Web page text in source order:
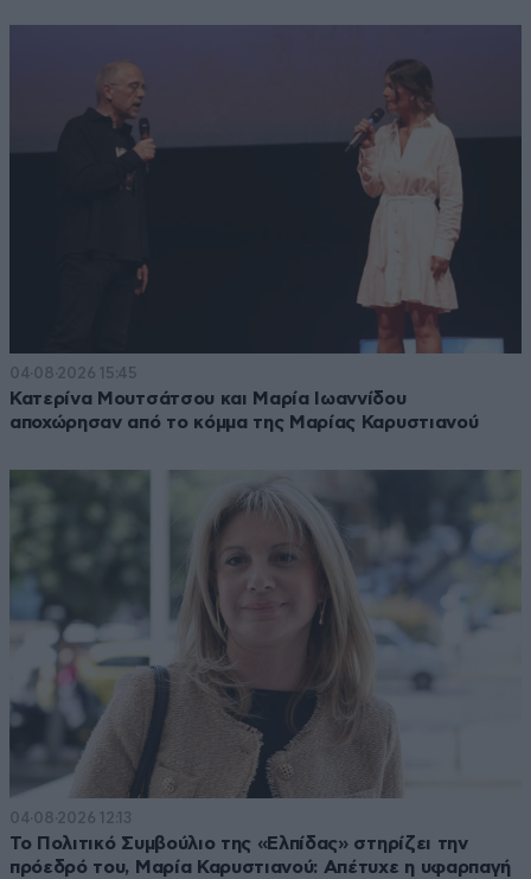
04·08·2026 15:45
Κατερίνα Μουτσάτσου και Μαρία Ιωαννίδου
αποχώρησαν από το κόμμα της Μαρίας Καρυστιανού
04·08·2026 12:13
Το Πολιτικό Συμβούλιο της «Ελπίδας» στηρίζει την
πρόεδρό του, Μαρία Καρυστιανού: Απέτυχε η υφαρπαγή